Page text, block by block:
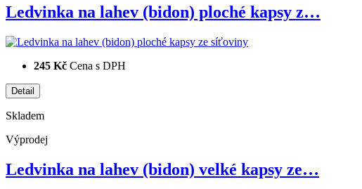
Ledvinka na lahev (bidon) ploché kapsy z…
245 Kč Cena s DPH
Skladem
Výprodej
Ledvinka na lahev (bidon) velké kapsy ze…